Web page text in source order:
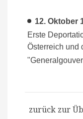
12. Oktober
Erste
Österreich und
zurück zur